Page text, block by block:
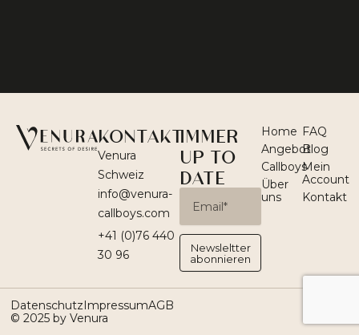
Home
Angebot
Callboys
Über
uns
FAQ
Blog
Mein
Account
Kontakt
KONTAKT
Venura
Schweiz
info@venura-
callboys.com
+41 (0)76 440
30 96
IMMER
UP TO
DATE
Newsleltter
abonnieren
© 2025 by Venura
DatenschutzImpressumAGB